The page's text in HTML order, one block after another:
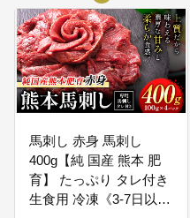
05
馬刺し 赤身 馬刺し
400g【純 国産 熊本 肥
育】 たっぷり タレ付き
生食用 冷凍《3-7日以内